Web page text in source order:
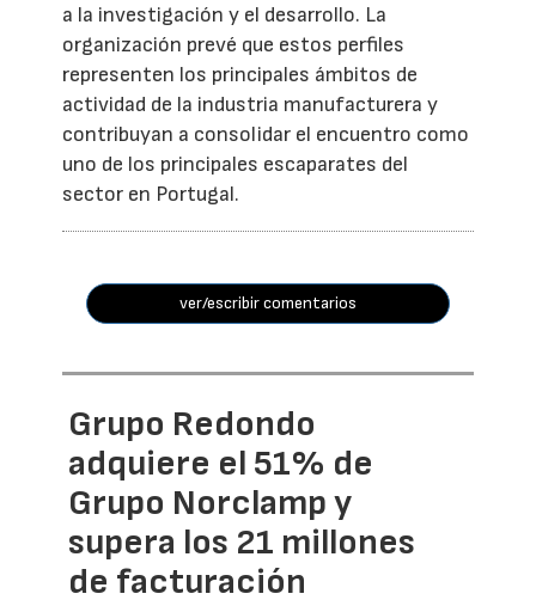
a la investigación y el desarrollo. La
organización prevé que estos perfiles
representen los principales ámbitos de
actividad de la industria manufacturera y
contribuyan a consolidar el encuentro como
uno de los principales escaparates del
sector en Portugal.
ver/escribir comentarios
Grupo Redondo
adquiere el 51% de
Grupo Norclamp y
supera los 21 millones
de facturación